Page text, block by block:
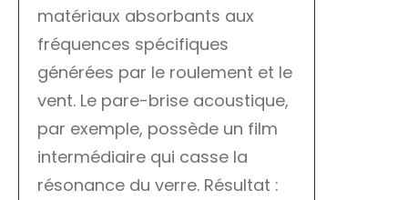
matériaux absorbants aux
fréquences spécifiques
générées par le roulement et le
vent. Le pare-brise acoustique,
par exemple, possède un film
intermédiaire qui casse la
résonance du verre. Résultat :